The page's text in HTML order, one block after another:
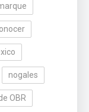
nogales
OBR